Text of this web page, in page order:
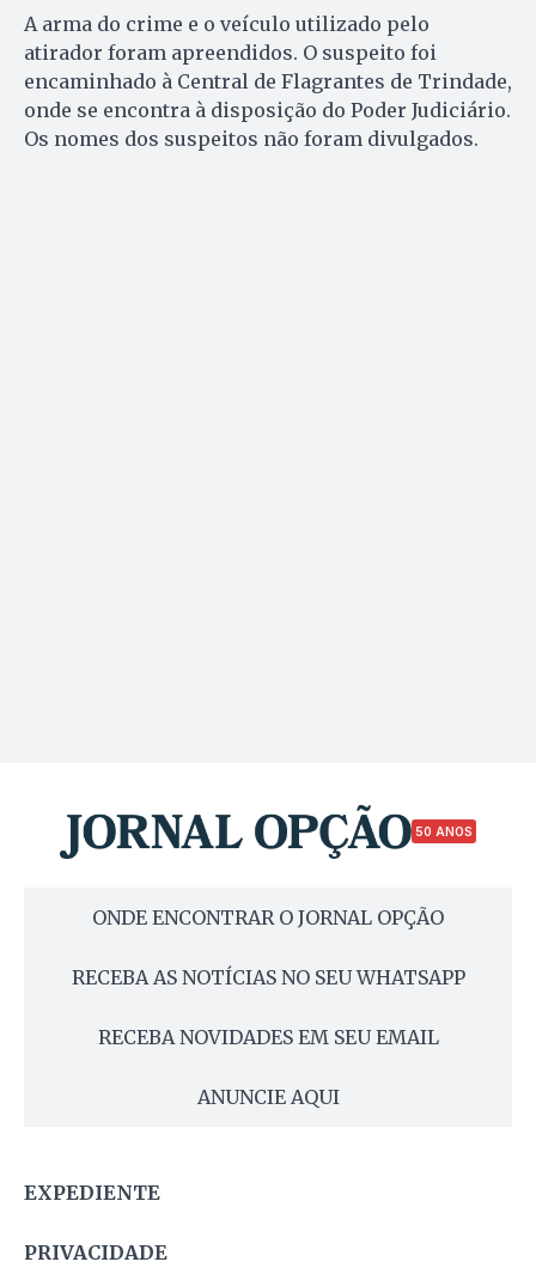
A arma do crime e o veículo utilizado pelo
atirador foram apreendidos. O suspeito foi
encaminhado à Central de Flagrantes de Trindade,
onde se encontra à disposição do Poder Judiciário.
Os nomes dos suspeitos não foram divulgados.
50 ANOS
ONDE ENCONTRAR O JORNAL OPÇÃO
RECEBA AS NOTÍCIAS NO SEU WHATSAPP
RECEBA NOVIDADES EM SEU EMAIL
ANUNCIE AQUI
EXPEDIENTE
PRIVACIDADE